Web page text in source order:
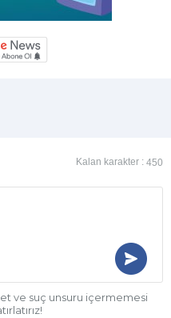
Kalan karakter : 450
ve suç unsuru içermemesi